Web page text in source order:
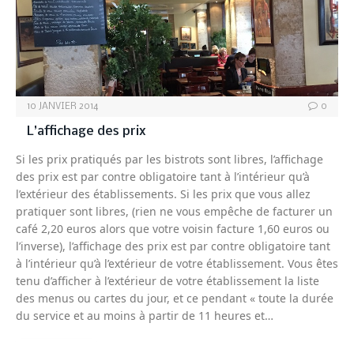
10 JANVIER 2014 0
L’affichage des prix
Si les prix pratiqués par les bistrots sont libres, l’affichage
des prix est par contre obligatoire tant à l’intérieur qu’à
l’extérieur des établissements. Si les prix que vous allez
pratiquer sont libres, (rien ne vous empêche de facturer un
café 2,20 euros alors que votre voisin facture 1,60 euros ou
l’inverse), l’affichage des prix est par contre obligatoire tant
à l’intérieur qu’à l’extérieur de votre établissement. Vous êtes
tenu d’afficher à l’extérieur de votre établissement la liste
des menus ou cartes du jour, et ce pendant « toute la durée
du service et au moins à partir de 11 heures et…